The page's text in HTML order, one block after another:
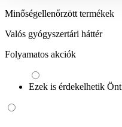
Minőségellenőrzött termékek
Valós gyógyszertári háttér
Folyamatos akciók
Ezek is érdekelhetik Önt